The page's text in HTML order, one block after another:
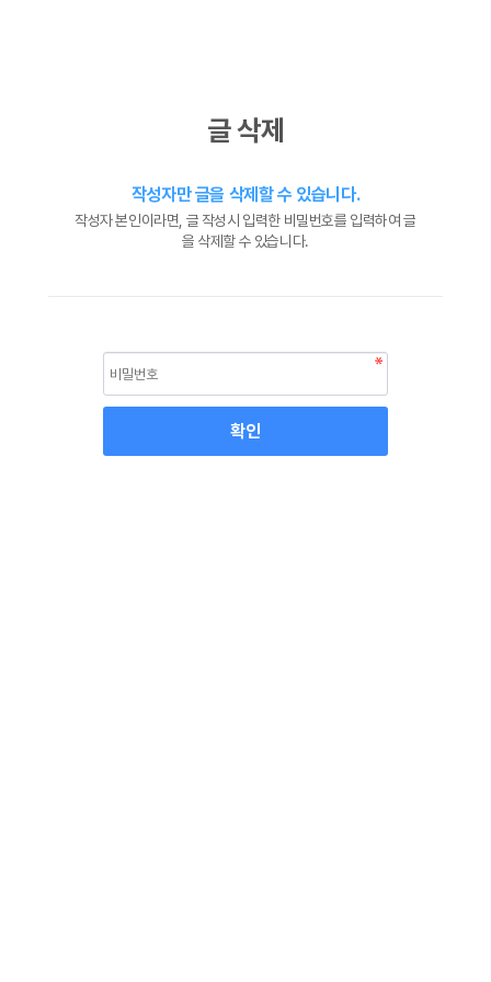
글 삭제
작성자만 글을 삭제할 수 있습니다.
작성자 본인이라면, 글 작성시 입력한 비밀번호를 입력하여 글
을 삭제할 수 있습니다.